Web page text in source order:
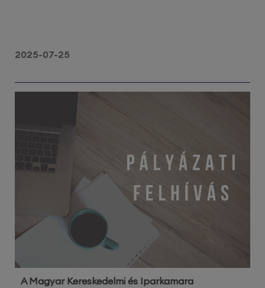
2025-07-25
A Magyar Kereskedelmi és Iparkamara